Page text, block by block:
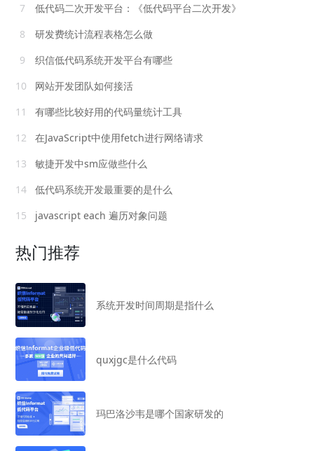
7
低代码二次开发平台：《低代码平台二次开发》
8
研发费统计流程表格怎么做
9
织信低代码系统开发平台有哪些
10
网站开发团队如何接活
11
有哪些比较好用的代码量统计工具
12
在JavaScript中使用fetch进行网络请求
13
敏捷开发中sm应做些什么
14
低代码系统开发最重要的是什么
15
javascript each 遍历对象问题
热门推荐
系统开发时间周期是指什么
quxjgc是什么代码
玛巴洛沙韦是哪个国家研发的